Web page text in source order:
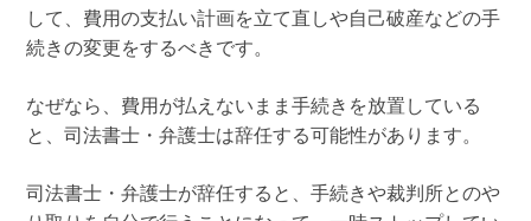
して、費用の支払い計画を立て直しや自己破産などの手
続きの変更をするべきです。
なぜなら、費用が払えないまま手続きを放置している
と、司法書士・弁護士は辞任する可能性があります。
司法書士・弁護士が辞任すると、手続きや裁判所とのや